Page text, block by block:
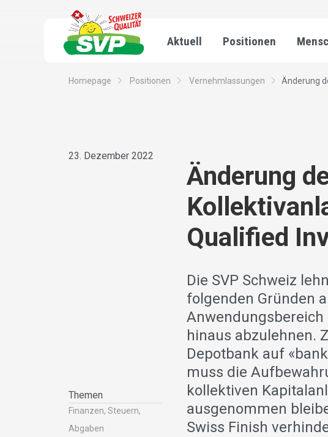
Aktuell Positionen
Homepage Positionen Vernehmlassungen Änderung
23. Dezember 2022
Themen
Finanzen, Steuern,
Abgaben
Änderung
Qualified
Die SVP Schweiz
folgenden Gründen
Anwendungsbereich
hinaus abzulehnen.
Depotbank auf
muss die
kollektiven
ausgenommen
Swiss Finish